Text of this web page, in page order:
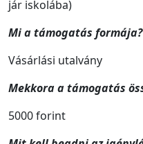
jár iskolába)
Mi a támogatás formája?
Vásárlási utalvány
Mekkora a támogatás
5000 forint